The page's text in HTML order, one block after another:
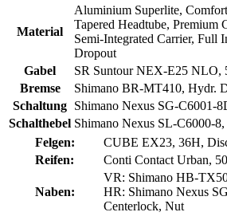
Material
Aluminium Superlite,
Tapered Headtube, Premium
Semi-Integrated Carrier, Full
Dropout
Gabel
SR Suntour NEX-E25 NLO,
Bremse
Shimano BR-MT410, Hydr.
Schaltung Shimano Nexus SG-C6001-
Schalthebel Shimano Nexus SL-C6000-
Felgen:
CUBE EX23, 36H,
Reifen:
Conti Contact Urban,
Naben:
VR: Shimano HB-
HR: Shimano Nexus
Centerlock, Nut